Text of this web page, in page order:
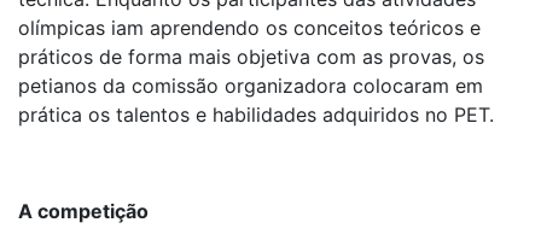
olímpicas iam aprendendo os conceitos teóricos e
práticos de forma mais objetiva com as provas, os
petianos da comissão organizadora colocaram em
prática os talentos e habilidades adquiridos no PET.
A competição